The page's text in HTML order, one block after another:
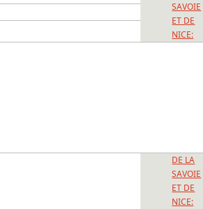
SAVOIE
ET DE
NICE:
DE LA
SAVOIE
ET DE
NICE: